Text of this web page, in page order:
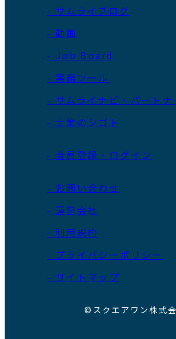
- サムライブログ
- 動画
- Job Board
- 実務ツール
- サムライナビ・パートナ
- 士業のシゴト
- 会員登録・ログイン
- お問い合わせ
- 運営会社
- 利用規約
- プライバシーポリシー
- サイトマップ
©スクエアワン株式